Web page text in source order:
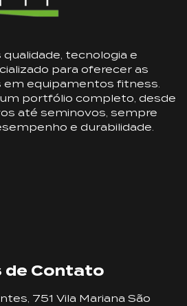
qualidade, tecnologia e
para oferecer as
em equipamentos fitness.
portfólio completo, desde
até seminovos, sempre
e durabilidade.
de Contato
751 Vila Mariana São